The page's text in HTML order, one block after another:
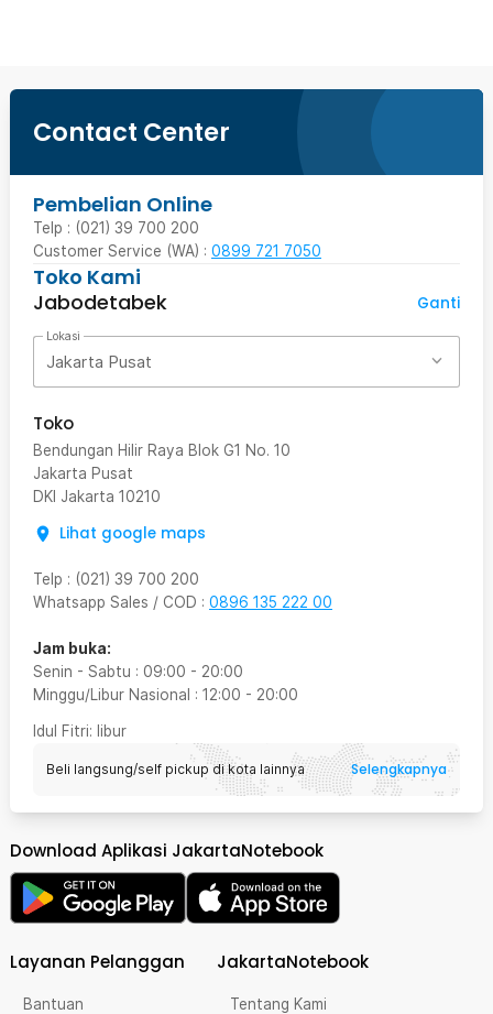
Contact Center
Pembelian Online
Telp : (021) 39 700 200
Customer Service (WA) : 0899 721 7050
Toko Kami
Jabodetabek
Ganti
Lokasi
Jakarta Pusat
Toko
Bendungan Hilir Raya Blok G1 No. 10
Jakarta Pusat
DKI Jakarta 10210
Lihat google maps
Telp : (021) 39 700 200
Whatsapp Sales / COD : 0896 135 222 00
Jam buka:
Senin - Sabtu : 09:00 - 20:00
Minggu/Libur Nasional : 12:00 - 20:00
Idul Fitri: libur
Beli langsung/self pickup di kota lainnya Selengkapnya
Download Aplikasi JakartaNotebook
Layanan Pelanggan
Bantuan
JakartaNotebook
Tentang Kami